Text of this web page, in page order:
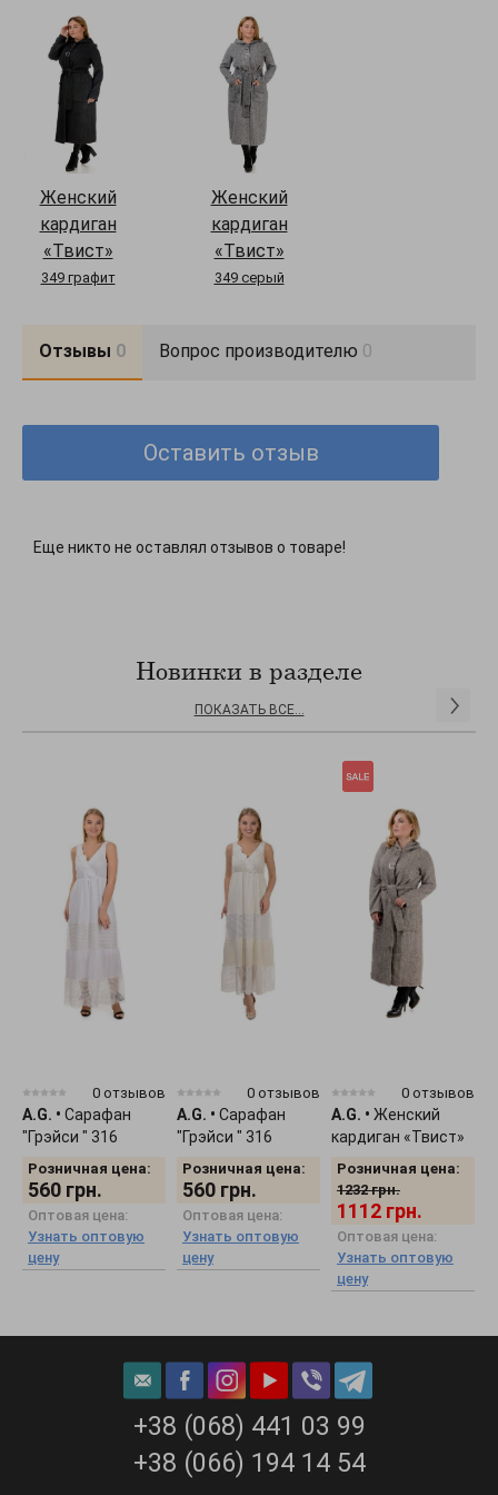
функциональны и удобны. Капюшон красиво выкладывается на
спинке. Благодаря своему фасону и особой ткани, кардиган
"Твист" в своих "теплых объятьях" защитит Вас от ненастья и
ветра и прохладную погоду. Длина рукава 63-65 см, длина
изделия 120-122 см.
Женский
кардиган
«Твист»
349 графит
Женский
кардиган
«Твист»
349 серый
Отзывы 0 Вопрос производителю 0
Оставить отзыв
Еще никто не оставлял отзывов о товаре!
Новинки в разделе
ПОКАЗАТЬ ВСЕ...
0 отзывов
A.G. • Сарафан
"Грэйси " 316
Розничная цена:
560 грн.
Оптовая цена:
Узнать оптовую
цену
0 отзывов
A.G. • Сарафан
"Грэйси " 316
Розничная цена:
560 грн.
Оптовая цена:
Узнать оптовую
цену
0 отзывов
A.G. • Женский
кардиган «Твист»
Розничная цена:
1232 грн.
1112 грн.
Оптовая цена:
Узнать оптовую
цену
+38 (068) 441 03 99
+38 (066) 194 14 54